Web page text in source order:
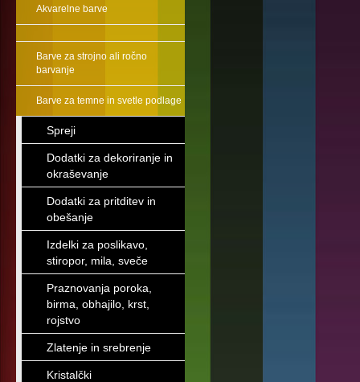
Akvarelne barve
Barve za strojno ali ročno
barvanje
Barve za temne in svetle podlage
Spreji
Dodatki za dekoriranje in
okraševanje
Dodatki za pritditev in
obešanje
Izdelki za poslikavo,
stiropor, mila, sveče
Praznovanja poroka,
birma, obhajilo, krst,
rojstvo
Zlatenje in srebrenje
Kristalčki